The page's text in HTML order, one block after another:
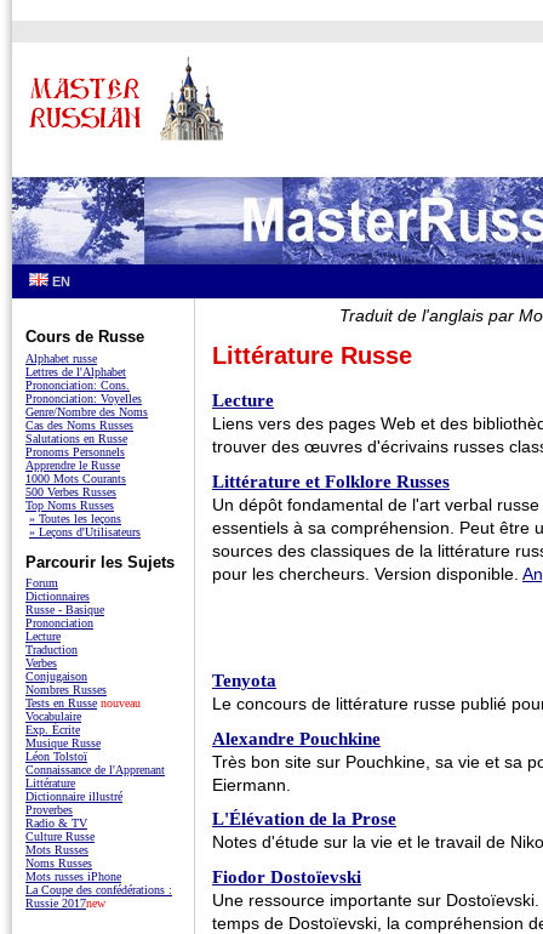
EN
Traduit de l'anglais par
Littérature Russe
Lecture
Liens vers des pages Web et des
trouver des œuvres d'écrivains russes
Littérature et Folklore Russes
Un dépôt fondamental de l'art verbal
essentiels à sa compréhension. Peut être
sources des classiques de la littérature
pour les chercheurs. Version disponible.
Tenyota
Le concours de littérature russe publié
Alexandre Pouchkine
Très bon site sur Pouchkine, sa vie et sa
Eiermann.
L'Élévation de la Prose
Notes d'étude sur la vie et le travail de
Fiodor Dostoïevski
Une ressource importante sur
temps de Dostoïevski, la compréhension
Cours de Russe
Alphabet russe
Lettres de l'Alphabet
Prononciation: Cons.
Prononciation: Voyelles
Genre/Nombre des Noms
Cas des Noms Russes
Salutations en Russe
Pronoms Personnels
Apprendre le Russe
1000 Mots Courants
500 Verbes Russes
Top Noms Russes
» Toutes les leçons
» Leçons d'Utilisateurs
Parcourir les Sujets
Forum
Dictionnaires
Russe - Basique
Prononciation
Lecture
Traduction
Verbes
Conjugaison
Nombres Russes
Tests en Russe nouveau
Vocabulaire
Exp. Écrite
Musique Russe
Léon Tolstoï
Connaissance de l'Apprenant
Littérature
Dictionnaire illustré
Proverbes
Radio & TV
Culture Russe
Mots Russes
Noms Russes
Mots russes iPhone
La Coupe des confédérations :
Russie 2017new